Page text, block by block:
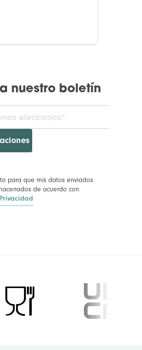
nuestro boletín
para que mis datos enviados
de acuerdo con